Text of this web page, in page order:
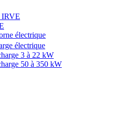
IRVE
électrique
électrique
3 à 22 kW
50 à 350 kW